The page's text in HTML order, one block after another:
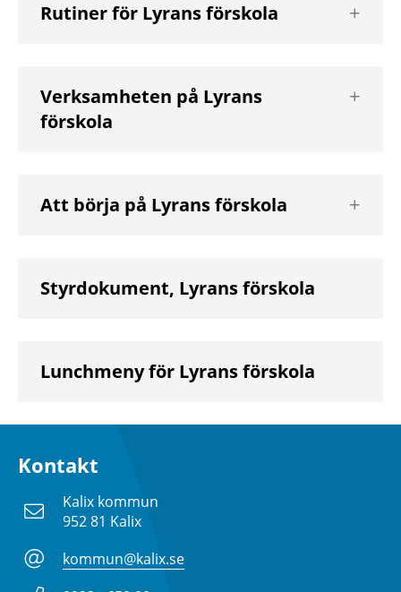
Rutiner för Lyrans förskola
nästa
Verksamheten på Lyrans
förskola
nästa
Att börja på Lyrans förskola
nästa
Styrdokument, Lyrans förskola
Lunchmeny för Lyrans förskola
Kontakt
Kalix kommun
952 81 Kalix
kommun@kalix.se